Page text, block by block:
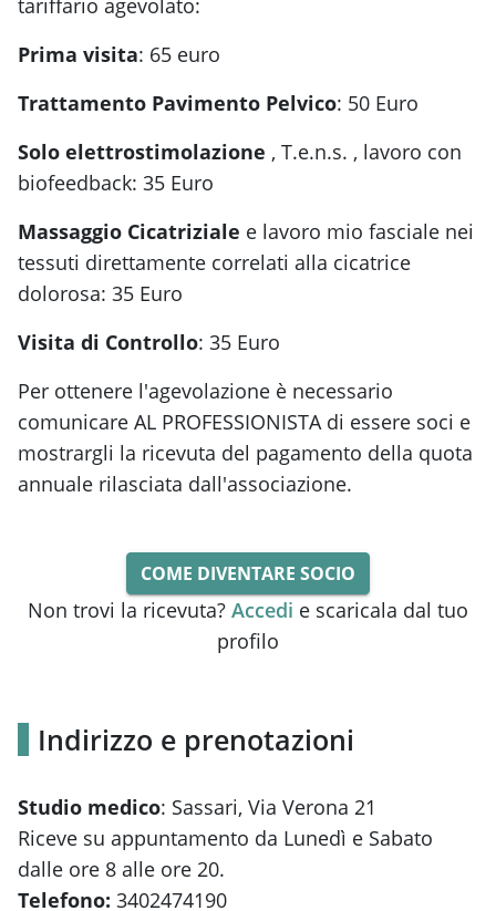
tariffario agevolato:
Prima visita: 65 euro
Trattamento Pavimento Pelvico: 50 Euro
Solo elettrostimolazione , T.e.n.s. , lavoro con
biofeedback: 35 Euro
Massaggio Cicatriziale e lavoro mio fasciale nei
tessuti direttamente correlati alla cicatrice
dolorosa: 35 Euro
Visita di Controllo: 35 Euro
Per ottenere l'agevolazione è necessario
comunicare AL PROFESSIONISTA di essere soci e
mostrargli la ricevuta del pagamento della quota
annuale rilasciata dall'associazione.
COME DIVENTARE SOCIO
Non trovi la ricevuta? Accedi e scaricala dal tuo
profilo
Indirizzo e prenotazioni
Studio medico: Sassari, Via Verona 21
Riceve su appuntamento da Lunedì e Sabato
dalle ore 8 alle ore 20.
Telefono: 3402474190